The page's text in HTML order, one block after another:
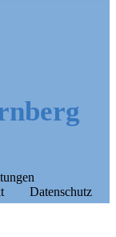
Datenschutz